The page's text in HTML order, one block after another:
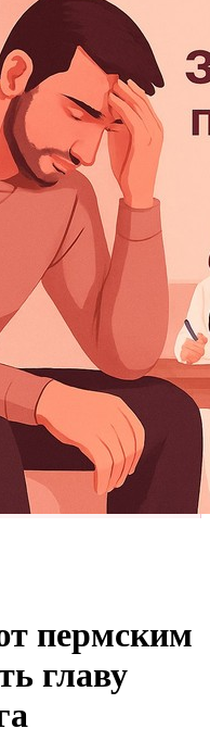
пермским
главу